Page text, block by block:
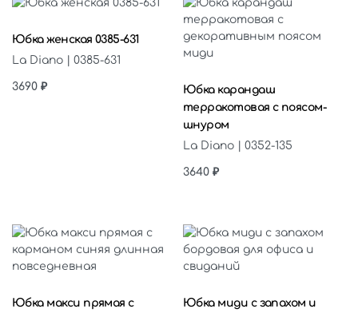
Юбка женская 0385-631
La Diano | 0385-631
3690 ₽
Юбка карандаш
терракотовая с поясом-
шнуром
La Diano | 0352-135
3640 ₽
Юбка макси прямая с
Юбка миди с запахом и